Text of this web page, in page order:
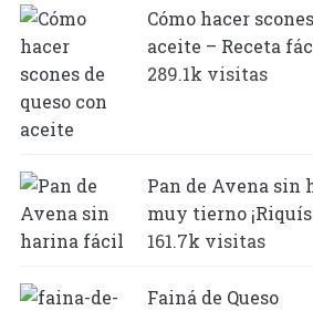
Cómo hacer
aceite – Receta
289.1k visitas
Pan de Avena sin
muy tierno
161.7k visitas
Fainá de Queso